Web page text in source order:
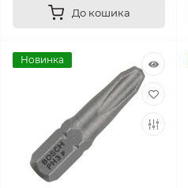
До кошика
Новинка